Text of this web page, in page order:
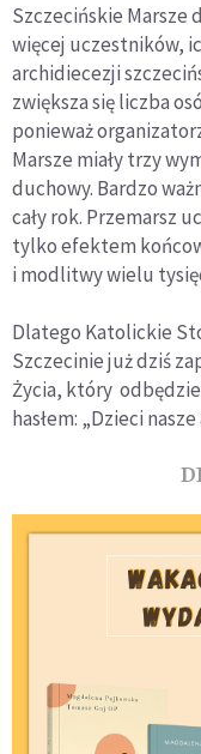
Szczecińskie Marsze
więcej uczestników,
archidiecezji
zwiększa się liczba
ponieważ
Marsze miały trzy
duchowy. Bardzo
cały rok. Przemarsz
tylko efektem
i modlitwy wielu
Dlatego Katolickie
Szczecinie już dziś
Życia, który odbędzie
hasłem: „Dzieci nasze